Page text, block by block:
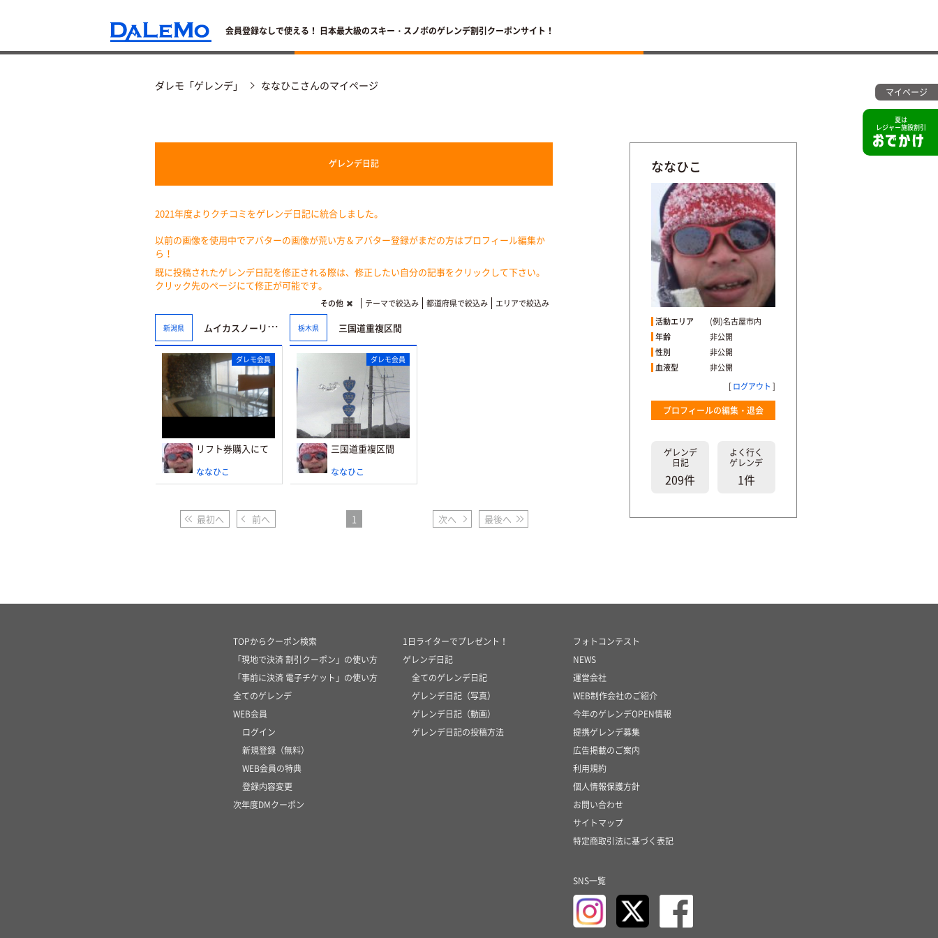
会員登録なしで使える！ 日本最大級のスキー・スノボのゲレンデ割引クーポンサイト！
夏は
レジャー施設割引
マイページ
ダレモ「ゲレンデ」 ななひこさんのマイページ
ゲレンデ日記
2021年度よりクチコミをゲレンデ日記に統合しました。
以前の画像を使用中でアバターの画像が荒い方＆アバター登録がまだの方はプロフィール編集か
ら！
既に投稿されたゲレンデ日記を修正される際は、修正したい自分の記事をクリックして下さい。
クリック先のページにて修正が可能です。
その他 テーマで絞込み 都道府県で絞込み エリアで絞込み
新潟県 ムイカスノーリゾート
ダレモ会員
リフト券購入にて
ななひこ
栃木県 三国道重複区間
ダレモ会員
三国道重複区間
ななひこ
最初へ 前へ 1 次へ 最後へ
ななひこ
活動エリア
(例)名古屋市内
年齢
非公開
性別
非公開
血液型
非公開
[ログアウト]
プロフィールの編集・退会
ゲレンデ
日記
209件
よく行く
ゲレンデ
1件
TOPからクーポン検索
「現地で決済 割引クーポン」の使い方
「事前に決済 電子チケット」の使い方
全てのゲレンデ
WEB会員
ログイン
新規登録（無料）
WEB会員の特典
登録内容変更
次年度DMクーポン
1日ライターでプレゼント！
ゲレンデ日記
全てのゲレンデ日記
ゲレンデ日記（写真）
ゲレンデ日記（動画）
ゲレンデ日記の投稿方法
フォトコンテスト
NEWS
運営会社
WEB制作会社のご紹介
今年のゲレンデOPEN情報
提携ゲレンデ募集
広告掲載のご案内
利用規約
個人情報保護方針
お問い合わせ
サイトマップ
特定商取引法に基づく表記
SNS一覧